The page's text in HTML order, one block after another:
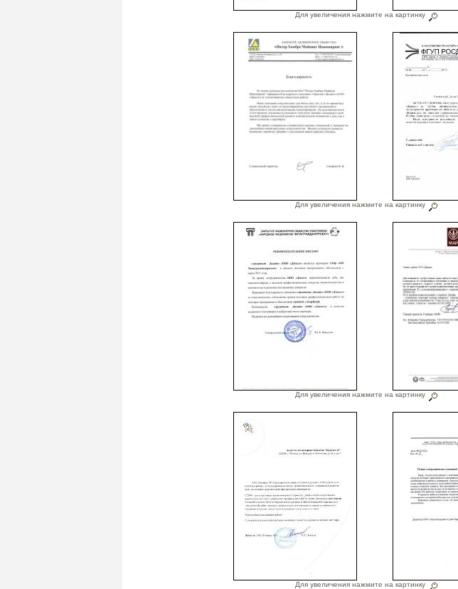
Для увеличения нажмите на картинку
Для увеличения нажмите на картинку
Для увеличения нажмите на картинку
Для увеличения нажмите на картинку